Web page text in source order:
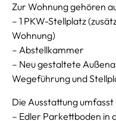
Zur Wohnung gehören
– 1 PKW-Stellplatz
Wohnung)
– Abstellkammer
– Neu gestaltete
Wegeführung und
Die Ausstattung
– Edler Parkettboden in